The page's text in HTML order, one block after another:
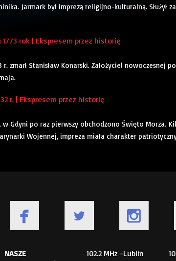
Jarmark był imprezą religijno-kulturalną. Służył
1773 rok | Ekspresem przez historię
r. zmarł Stanisław Konarski. Założyciel
r. | Ekspresem przez historię
w Gdyni po raz pierwszy obchodzono Święto Morza.
Wojennej, impreza miała charakter
NASZE
102.2 MHz -Lublin